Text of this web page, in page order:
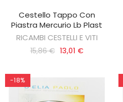
AGGIUNGI AL CARRELLO
Cestello Tappo Con
Piastra Mercurio Lb Plast
RICAMBI CESTELLI E VITI
15,86 € 13,01 €
-18%